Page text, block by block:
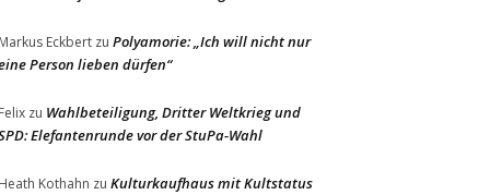
Markus Eckbert zu Polyamorie: „Ich will nicht nur
Person lieben dürfen“
Felix zu Wahlbeteiligung, Dritter Weltkrieg und
Elefantenrunde vor der StuPa-Wahl
Heath Kothahn zu Kulturkaufhaus mit Kultstatus